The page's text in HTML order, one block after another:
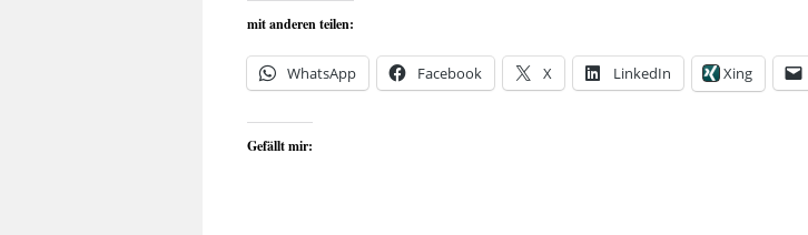
mit anderen teilen:
WhatsApp Facebook X LinkedIn Xing
Gefällt mir: